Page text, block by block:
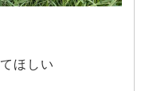
ほしい